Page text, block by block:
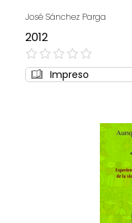
José Sánchez Parga
2012
0%
Impreso